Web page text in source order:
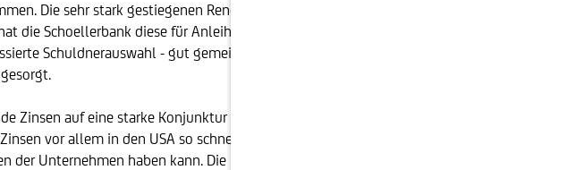
Die sehr stark gestiegenen Renditen haben unweigerlich Kursverluste zur
die Schoellerbank diese für Anleihehalter sehr gefährliche Lage durch eine
Schuldnerauswahl - gut gemeistert. Die aktive Beimischung von
Zinsen auf eine starke Konjunktur hinweisen und somit per se kein negatives
vor allem in den USA so schnell steigen wie schon lange nicht mehr. Zudem
Unternehmen haben kann. Die Unternehmensgewinne steigen angesichts der